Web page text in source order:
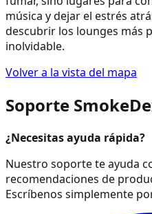
música y dejar el estrés
descubrir los lounges más
inolvidable.
Volver a la vista del mapa
Soporte
¿Necesitas ayuda rápida?
Nuestro soporte te ayuda
recomendaciones de
Escríbenos simplemente